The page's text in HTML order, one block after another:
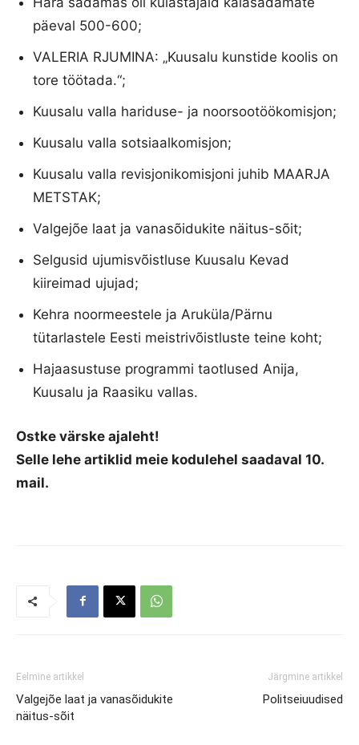
päeval 500-600;
VALERIA RJUMINA: „Kuusalu kunstide koolis on
tore töötada.“;
Kuusalu valla hariduse- ja noorsootöökomisjon;
Kuusalu valla sotsiaalkomisjon;
Kuusalu valla revisjonikomisjoni juhib MAARJA
METSTAK;
Valgejõe laat ja vanasõidukite näitus-sõit;
Selgusid ujumisvõistluse Kuusalu Kevad
kiireimad ujujad;
Kehra noormeestele ja Aruküla/Pärnu
tütarlastele Eesti meistrivõistluste teine koht;
Hajaasustuse programmi taotlused Anija,
Kuusalu ja Raasiku vallas.
Ostke värske ajaleht!
Selle lehe artiklid meie kodulehel saadaval 10.
mail.
Eelmine artikkel
Valgejõe laat ja vanasõidukite
näitus-sõit
Järgmine artikkel
Politseiuudised